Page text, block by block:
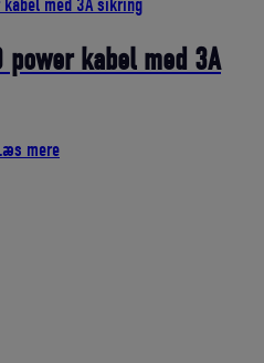
DKK.
power kabel med 3A
mere